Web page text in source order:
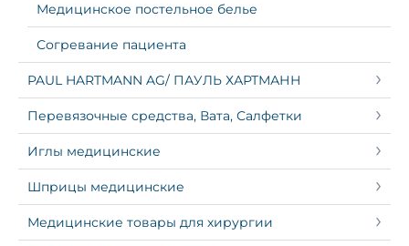
Медицинское постельное белье
Согревание пациента
PAUL HARTMANN AG/ ПАУЛЬ ХАРТМАНН
Перевязочные средства, Вата, Салфетки
Иглы медицинские
Шприцы медицинские
Медицинские товары для хирургии